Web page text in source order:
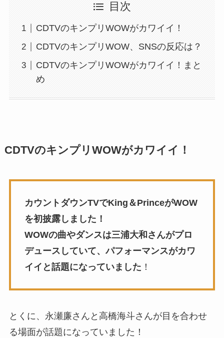
目次
CDTVのキンプリWOWがカワイイ！
CDTVのキンプリWOW、SNSの反応は？
CDTVのキンプリWOWがカワイイ！まと
め
CDTVのキンプリWOWがカワイイ！
カウントダウンTVでKing＆PrinceがWOW
を初披露しました！
WOWの曲やダンスは三浦大和さんがプロ
デュースしていて、パフォーマンスがカワ
イイと話題になっていました ！
とくに、永瀬廉さんと高橋海斗さんが目を合わせ
る場面が話題になっていました！